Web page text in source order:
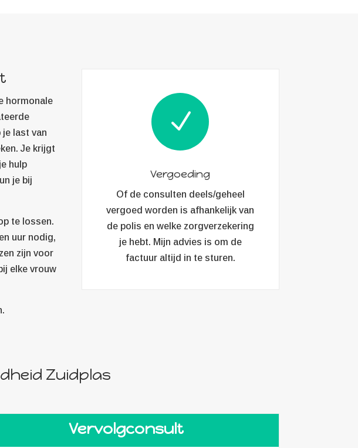
hormonale
je last van
Je krijgt
hulp
je bij
te lossen.
uur nodig,
zijn voor
elke vrouw
N
Vergoeding
Of de consulten deels/geheel
vergoed worden is afhankelijk van
de polis en welke zorgverzekering
je hebt. Mijn advies is om de
factuur altijd in te sturen.
Zuidplas
Vervolgconsult